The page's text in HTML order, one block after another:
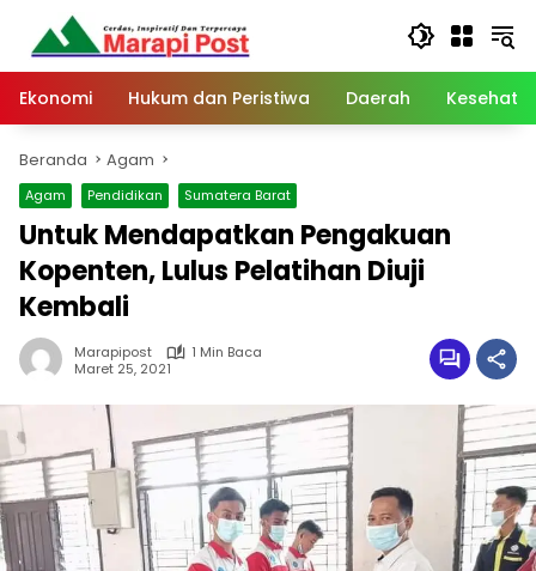
Langsung
konten
Ekonomi
Hukum dan Peristiwa Daerah
Beranda Agam
Agam Pendidikan Sumatera Barat
Untuk Mendapatkan Pengakuan
Kopenten, Lulus Pelatihan Diuji
Kembali
Marapipost
1 Min Baca
Maret 25, 2021